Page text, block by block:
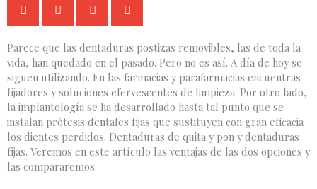
Parece que las dentaduras postizas removibles, las de toda la
vida, han quedado en el pasado. Pero no es así. A día de hoy se
siguen utilizando. En las farmacias y parafarmacias encuentras
fijadores y soluciones efervescentes de limpieza. Por otro lado,
la implantología se ha desarrollado hasta tal punto que se
instalan prótesis dentales fijas que sustituyen con gran eficacia
los dientes perdidos. Dentaduras de quita y pon y dentaduras
fijas. Veremos en este artículo las ventajas de las dos opciones y
las compararemos.